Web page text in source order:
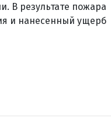
В результате пожара
и нанесенный ущерб